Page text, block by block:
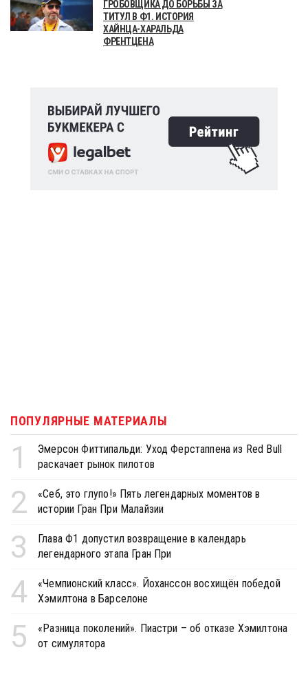
ГРОБОВЩИКА ДО БОРЬБЫ ЗА
ТИТУЛ В Ф1. ИСТОРИЯ
ХАЙНЦА-ХАРАЛЬДА
ФРЕНТЦЕНА
ПОПУЛЯРНЫЕ МАТЕРИАЛЫ
1
Эмерсон Фиттипальди: Уход Ферстаппена из Red Bull
раскачает рынок пилотов
2
«Себ, это глупо!» Пять легендарных моментов в
истории Гран При Малайзии
3
Глава Ф1 допустил возвращение в календарь
легендарного этапа Гран При
4
«Чемпионский класс». Йоханссон восхищён победой
Хэмилтона в Барселоне
5
«Разница поколений». Пиастри – об отказе Хэмилтона
от симулятора